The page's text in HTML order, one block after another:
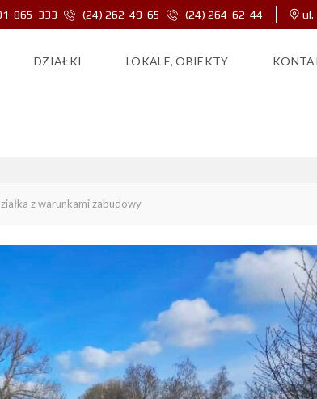
865-333 (24) 262-49-65 (24) 264-62-44 ul.
DZIAŁKI LOKALE, OBIEKTY
z warunkami zabudowy